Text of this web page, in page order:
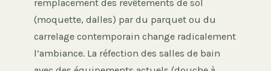
remplacement des revêtements de sol
(moquette, dalles) par du parquet ou du
carrelage contemporain change radicalement
l’ambiance. La réfection des salles de bain